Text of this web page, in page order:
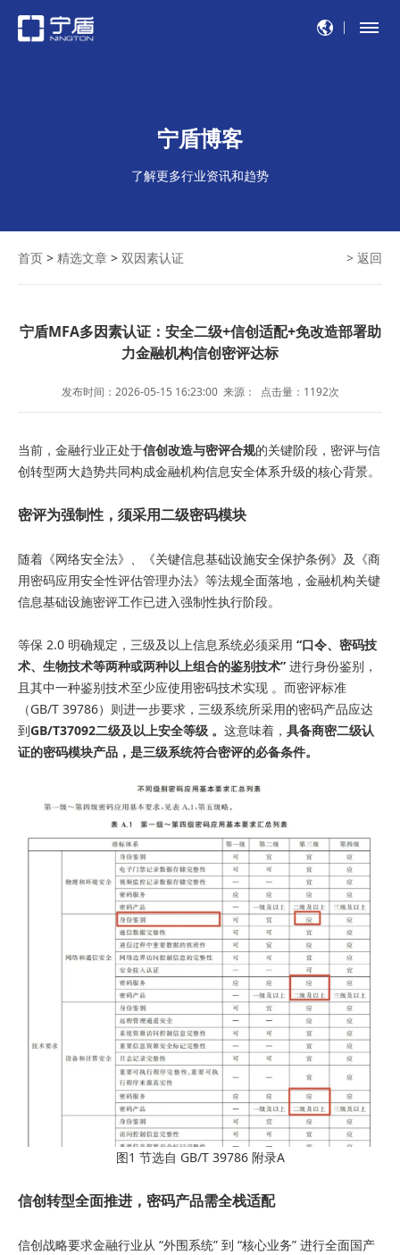
宁盾博客
了解更多行业资讯和趋势
> 返回
首页 > 精选文章 > 双因素认证
宁盾MFA多因素认证：安全二级+信创适配+免改造部署助
力金融机构信创密评达标
发布时间：2026-05-15 16:23:00 来源： 点击量： 1192次
当前，金融行业正处于信创改造与密评合规的关键阶段，密评与信
创转型两大趋势共同构成金融机构信息安全体系升级的核心背景。
密评为强制性，须采用二级密码模块
随着《网络安全法》、《关键信息基础设施安全保护条例》及《商
用密码应用安全性评估管理办法》等法规全面落地，金融机构关键
信息基础设施密评工作已进入强制性执行阶段。
等保 2.0 明确规定，三级及以上信息系统必须采用 “口令、密码技
术、生物技术等两种或两种以上组合的鉴别技术” 进行身份鉴别，
且其中一种鉴别技术至少应使用密码技术实现 。而密评标准
（GB/T 39786）则进一步要求，三级系统所采用的密码产品应达
到GB/T37092二级及以上安全等级 。 这意味着， 具备商密二级认
证的密码模块产品，是三级系统符合密评的必备条件。
图1 节选自 GB/T 39786 附录A
信创转型全面推进，密码产品需全栈适配
信创战略要求金融行业从 “外围系统” 到 “核心业务” 进行全面国产